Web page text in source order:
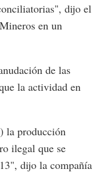
dijo el
en un
de las
la actividad en
la producción
ilegal que se
dijo la compañía